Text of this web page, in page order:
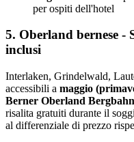
per ospiti dell'hotel
5. Oberland bernese -
inclusi
Interlaken, Grindelwald,
accessibili a maggio
Berner Oberland
risalita gratuiti durante il
al differenziale di prezzo